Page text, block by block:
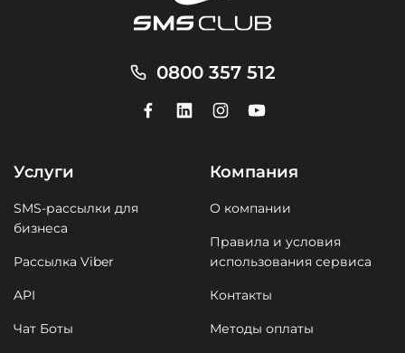
0800 357 512
Услуги
SMS-рассылки для
бизнеса
Рассылка Viber
API
Чат Боты
Компания
О компании
Правила и условия
использования сервиса
Контакты
Методы оплаты